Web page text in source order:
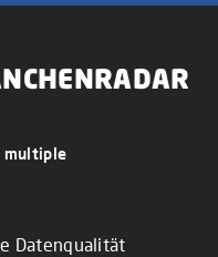
multiple
Datenqualität